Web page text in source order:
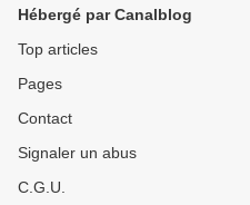
Hébergé par Canalblog
Top articles
Pages
Contact
Signaler un abus
C.G.U.